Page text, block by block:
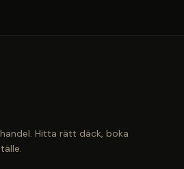
Hitta rätt däck, boka